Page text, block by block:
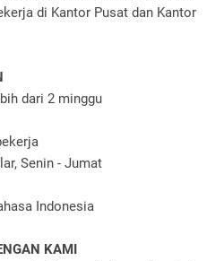
di Kantor Pusat dan Kantor
dari 2 minggu
Senin - Jumat
Indonesia
KAMI